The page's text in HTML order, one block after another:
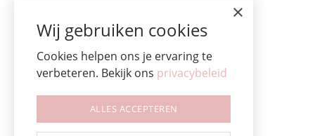
×
Wij gebruiken cookies
Cookies helpen ons je ervaring te
verbeteren. Bekijk ons privacybeleid
ALLES ACCEPTEREN